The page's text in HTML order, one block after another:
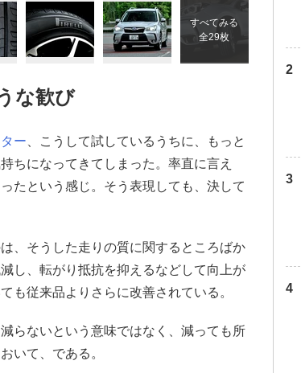
すべてみる
全29枚
な歓び
ー 、こうして試しているうちに、もっと
ちになってきてしまった。率直に言え
たという感じ。そう表現しても、決して
、そうした走りの質に関するところばか
し、転がり抵抗を抑えるなどして向上が
も従来品よりさらに改善されている。
らないという意味ではなく、減っても所
いて、である。